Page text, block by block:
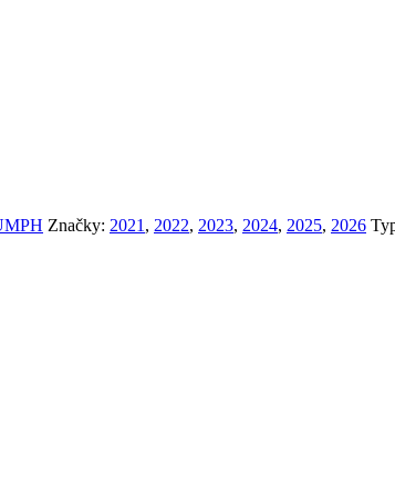
Značky: 2021 , 2022, 2023, 2024, 2025, 2026